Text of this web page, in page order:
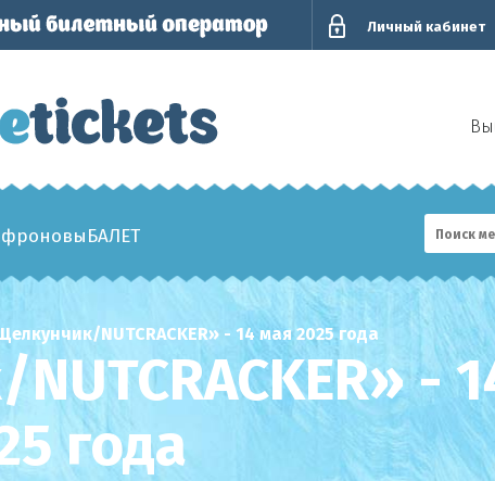
Личный кабинет
БАЛЕТ
NUTCRACKER» - 14 мая 2025 года
-
года